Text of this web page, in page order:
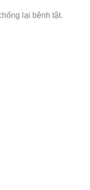
lại bệnh tật.